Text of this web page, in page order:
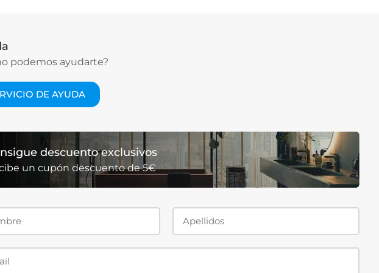
podemos ayudarte?
DE AYUDA
descuento exclusivos
un cupón descuento de 5€